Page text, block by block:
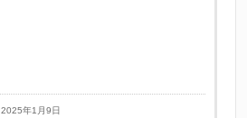
2025年1月9日